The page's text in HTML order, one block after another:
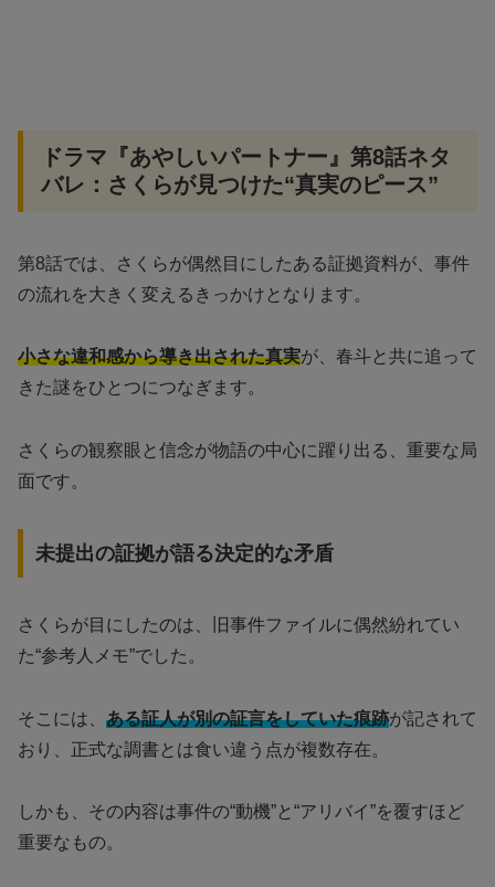
ドラマ『あやしいパートナー』第8話ネタ
バレ：さくらが見つけた“真実のピース”
第8話では、さくらが偶然目にしたある証拠資料が、事件
の流れを大きく変えるきっかけとなります。
小さな違和感から導き出された真実が、春斗と共に追って
きた謎をひとつにつなぎます。
さくらの観察眼と信念が物語の中心に躍り出る、重要な局
面です。
未提出の証拠が語る決定的な矛盾
さくらが目にしたのは、旧事件ファイルに偶然紛れてい
た“参考人メモ”でした。
そこには、 ある証人が別の証言をしていた痕跡が記されて
おり、正式な調書とは食い違う点が複数存在。
しかも、その内容は事件の“動機”と“アリバイ”を覆すほど
重要なもの。